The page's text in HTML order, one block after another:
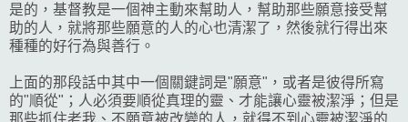
是的，基督教是一個神主動來幫助人，幫助那些願意接受幫
助的人，就將那些願意的人的心也清潔了，然後就行得出來
種種的好行為與善行。
上面的那段話中其中一個關鍵詞是"願意"，或者是彼得所寫
的"順從"；人必須要順從真理的靈、才能讓心靈被潔淨；但是
那些抓住老我、不願意被改變的人，就得不到心靈被潔淨的